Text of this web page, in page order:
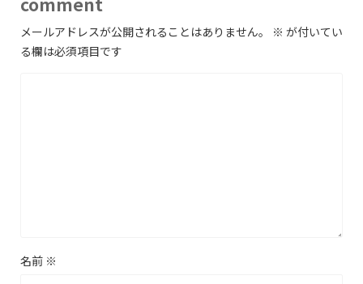
メールアドレスが公開されることはありません。 ※ が付いてい
る欄は必須項目です
名前 ※